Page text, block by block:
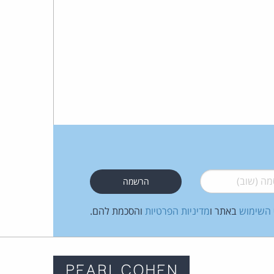
(שוב)*
השימוש באתר ומדיניות הפרטיות והסכמת להם.